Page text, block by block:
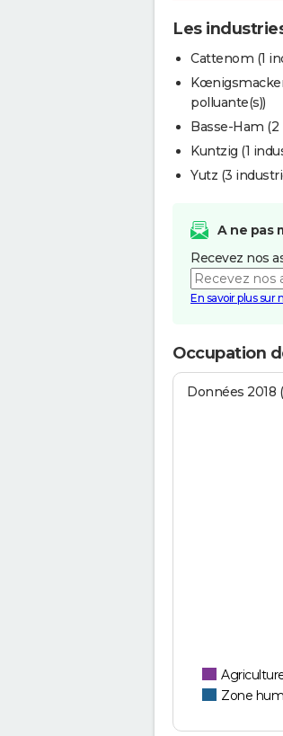
Les
Cattenom (1
polluante(s))
Basse-Ham (2
Kuntzig (1
Yutz (3
A ne pas
Recevez nos
En savoir plus sur
Occupation
Données 2018
Zone